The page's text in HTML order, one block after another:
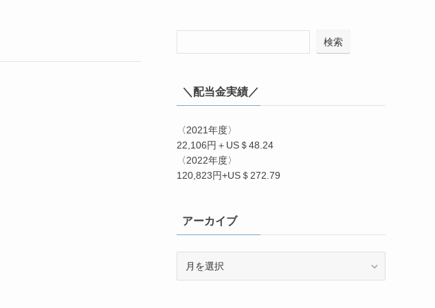
検索
＼配当金実績／
〈2021年度〉
22,106円＋US＄48.24
〈2022年度〉
120,823円+US＄272.79
アーカイブ